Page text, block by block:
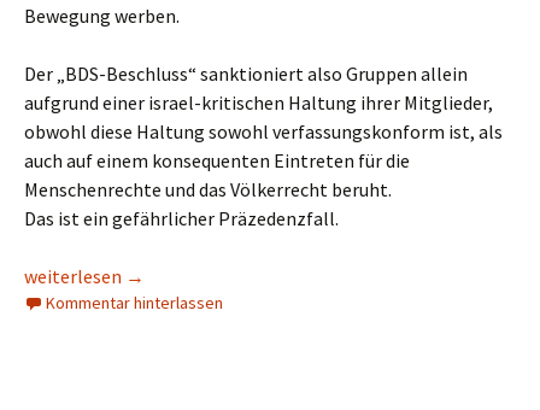
Bewegung werben.
Der „BDS-Beschluss“ sanktioniert also Gruppen allein
aufgrund einer israel-kritischen Haltung ihrer Mitglieder,
obwohl diese Haltung sowohl verfassungskonform ist, als
auch auf einem konsequenten Eintreten für die
Menschenrechte und das Völkerrecht beruht.
Das ist ein gefährlicher Präzedenzfall.
Gegen die Einschränkung der Meinungsfreiheit in Graz!
weiterlesen →
Kommentar hinterlassen